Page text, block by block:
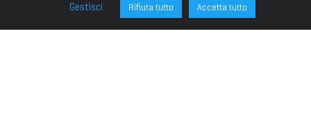
Gestisci
Rifiuta tutto Accetta tutto